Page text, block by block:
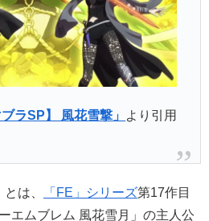
ラSP】 風花雪撃」 より引用
は、 「FE」シリーズ第17作目
エムブレム 風花雪月」の主人公